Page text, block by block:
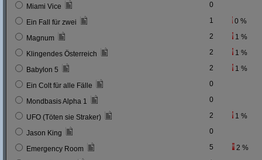
Miami Vice 0
Ein Fall für zwei 1 0 %
Magnum 2 1 %
Klingendes Österreich 2 1 %
Babylon 5 2 1 %
Ein Colt für alle Fälle 0
Mondbasis Alpha 1 0
UFO (Töten sie Straker) 2 1 %
Jason King 0
Emergency Room 5 2 %